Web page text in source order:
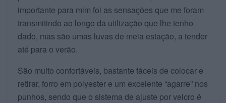
importante para mim foi as sensações que me foram
transmitindo ao longo da utilização que lhe tenho
dado, mas são umas luvas de meia estação, a tender
até para o verão.
São muito confortáveis, bastante fáceis de colocar e
retirar, forro em polyester e um excelente “agarre” nos
punhos, sendo que o sistema de ajuste por velcro é